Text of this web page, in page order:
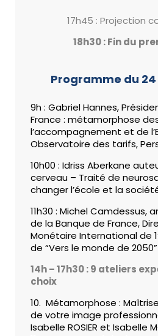
17h45 : Projection
18h30 : Fin du
Programme du 24
9h : Gabriel Hannes,
France : métamorphose
l’accompagnement et de
Observatoire des tarifs,
10h00 : Idriss Aberkane
cerveau – Traité de
changer l’école et la
11h30 : Michel Camdessus,
de la Banque de France,
Monétaire International de
de “Vers le monde de 2050”
14h – 17h30 : 9 ateliers
choix
10. Métamorphose :
de votre image
Isabelle ROSIER et Isabelle